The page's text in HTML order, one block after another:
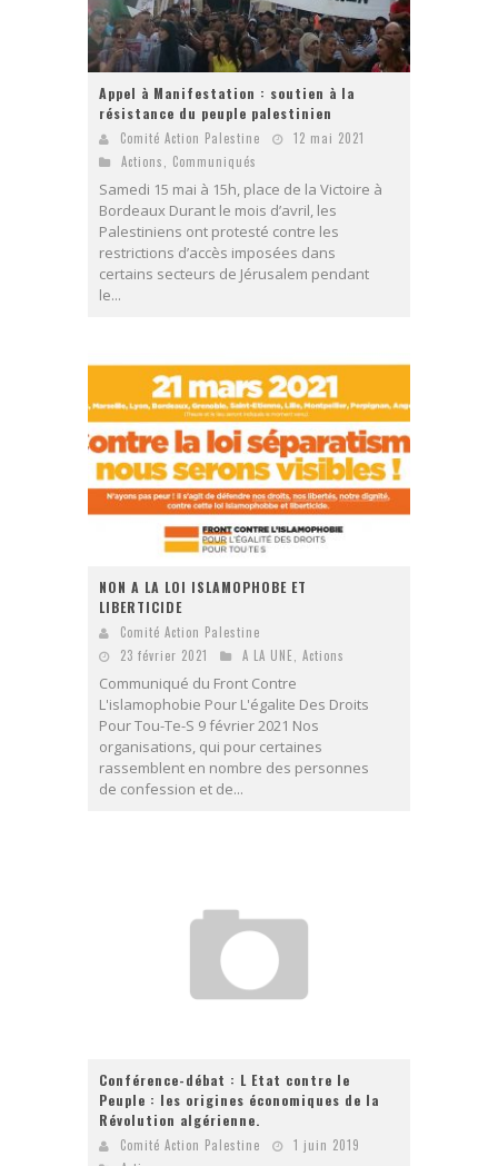
Appel à Manifestation : soutien à la
résistance du peuple palestinien
Comité Action Palestine
12 mai 2021
Actions, Communiqués
Samedi 15 mai à 15h, place de la Victoire à
Bordeaux Durant le mois d’avril, les
Palestiniens ont protesté contre les
restrictions d’accès imposées dans
certains secteurs de Jérusalem pendant
le...
NON A LA LOI ISLAMOPHOBE ET
LIBERTICIDE
Comité Action Palestine
23 février 2021
A LA UNE Actions
Communiqué du Front Contre
L'islamophobie Pour L'égalite Des Droits
Pour Tou-Te-S 9 février 2021 Nos
organisations, qui pour certaines
rassemblent en nombre des personnes
de confession et de...
Conférence-débat : L Etat contre le
Peuple : les origines économiques de la
Révolution algérienne.
Comité Action Palestine
1 juin 2019